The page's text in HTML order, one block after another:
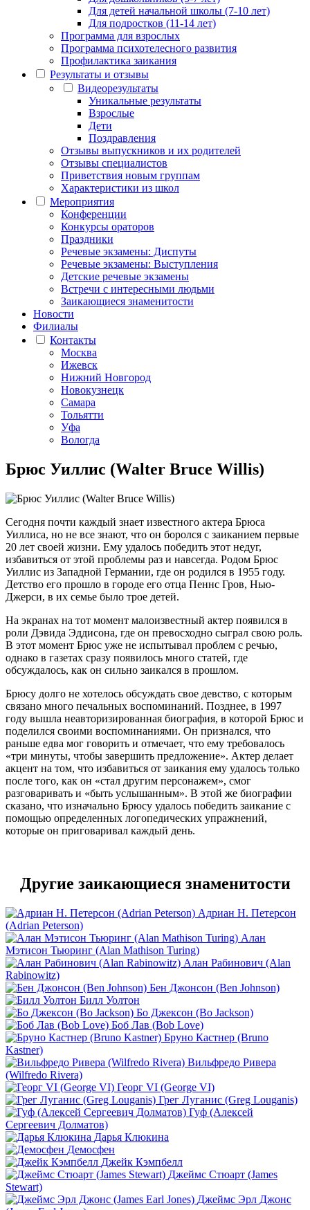
Для детей начальной школы (7-10 лет)
Для подростков (11-14 лет)
Программа для взрослых
Программа психотелесного развития
Профилактика заикания
Результаты и отзывы
Видеорезультаты
Уникальные результаты
Взрослые
Дети
Поздравления
Отзывы выпускников и их родителей
Отзывы специалистов
Приветствия новым группам
Характеристики из школ
Мероприятия
Конференции
Конкурсы ораторов
Праздники
Речевые экзамены: Диспуты
Речевые экзамены: Выступления
Детские речевые экзамены
Встречи с интересными людьми
Заикающиеся знаменитости
Новости
Филиалы
Контакты
Москва
Ижевск
Нижний Новгород
Новокузнецк
Самара
Тольятти
Уфа
Вологда
Брюс Уиллис (Walter Bruce Willis)
Сегодня почти каждый знает известного актера Брюса
Уиллиса, но не все знают, что он боролся с заиканием первые
20 лет своей жизни. Ему удалось победить этот недуг,
избавиться от этой проблемы раз и навсегда. Родом Брюс
Уиллис из Западной Германии, где он родился в 1955 году.
Детство его прошло в городе его отца Пеннс Гров, Нью-
Джерси, в их семье было трое детей.
На экранах на тот момент малоизвестный актер появился в
роли Дэвида Эддисона, где он превосходно сыграл свою роль.
В этот момент Брюс уже не испытывал проблем с речью,
однако в газетах сразу появилось много статей, где
обсуждалось, как он сильно заикался в прошлом.
Брюсу долго не хотелось обсуждать свое девство, с которым
связано много печальных воспоминаний. Позднее, в 1997
году вышла неавторизированная биография, в которой Брюс и
поделился своими воспоминаниями. Он признался, что
раньше едва мог говорить и отмечает, что ему требовалось
«три минуты, чтобы завершить предложение». Актер делает
акцент на том, что избавиться от заикания ему удалось только
после того, как он «стал другим персонажем», смог
разговаривать и «быть услышанным». В этой же биографии
сказано, что изначально Брюсу удалось победить заикание с
помощью определенных логопедических упражнений,
которые он приговаривал каждый день.
Другие заикающиеся знаменитости
Адриан Н. Петерсон
(Adrian Peterson)
Алан
Мэтисон Тьюринг (Alan Mathison Turing)
Алан Рабинович (Alan
Rabinowitz)
Бен Джонсон (Ben Johnson)
Билл Уолтон
Бо Джексон (Bo Jackson)
Боб Лав (Bob Love)
Бруно Кастнер (Bruno
Kastner)
Вильфредо Ривера
(Wilfredo Rivera)
Георг VI (George VI)
Грег Луганис (Greg Louganis)
Гуф (Алексей
Сергеевич Долматов)
Дарья Клюкина
Демосфен
Джейк Кэмпбелл
Джеймс Стюарт (James
Stewart)
Джеймс Эрл Джонс